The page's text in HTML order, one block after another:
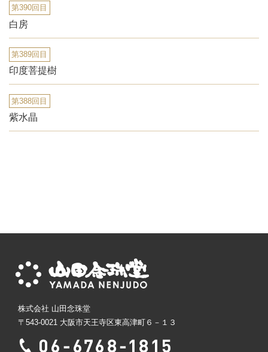
第390回目
白房
第389回目
印度菩提樹
第388回目
紫水晶
株式会社 山田念珠堂
〒543-0021 大阪市天王寺区東高津町６－１３